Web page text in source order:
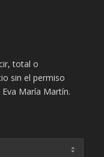
total o
sin el permiso
María Martín.